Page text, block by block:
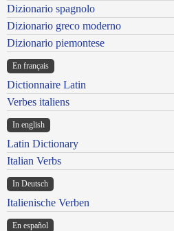
Dizionario spagnolo
Dizionario greco moderno
Dizionario piemontese
En français
Dictionnaire Latin
Verbes italiens
In english
Latin Dictionary
Italian Verbs
In Deutsch
Italienische Verben
En español